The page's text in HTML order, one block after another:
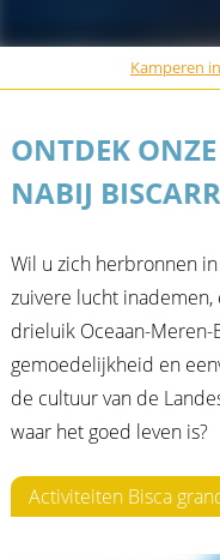
Kamperen
ONTDEK
NABIJ
Wil u zich herbronnen
zuivere lucht
drieluik Oceaan-Meren-
gemoedelijkheid en
de cultuur van de
waar het goed leven is?
Activiteiten Bisca